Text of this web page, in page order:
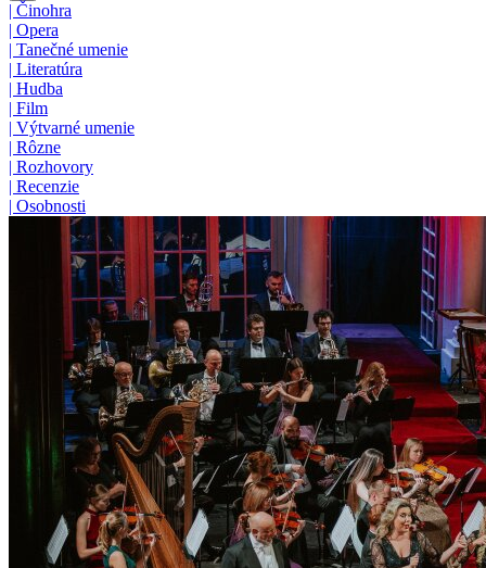
| Činohra
| Opera
| Tanečné umenie
| Literatúra
| Hudba
| Film
| Výtvarné umenie
| Rôzne
| Rozhovory
| Recenzie
| Osobnosti